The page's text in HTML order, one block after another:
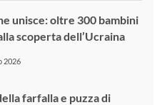
unisce: oltre 300 bambini
scoperta dell’Ucraina
2026
farfalla e puzza di